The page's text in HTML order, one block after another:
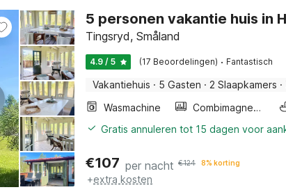
5 personen vakantie huis in
Tingsryd, Småland
4.9 / 5 (17 Beoordelingen) · Fantastisch
Vakantiehuis · 5 Gasten · 2 Slaapkamers ·
Wasmachine
Combimagnetron
Gratis annuleren tot 15 dagen voor
€107 per nacht €124 8% korting
+extra kosten